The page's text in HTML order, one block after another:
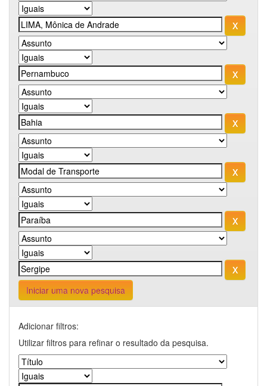
Iniciar uma nova pesquisa
Adicionar filtros:
Utilizar filtros para refinar o resultado da pesquisa.